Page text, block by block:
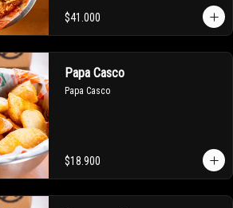
$41.000
Papa Casco
Papa Casco
$18.900